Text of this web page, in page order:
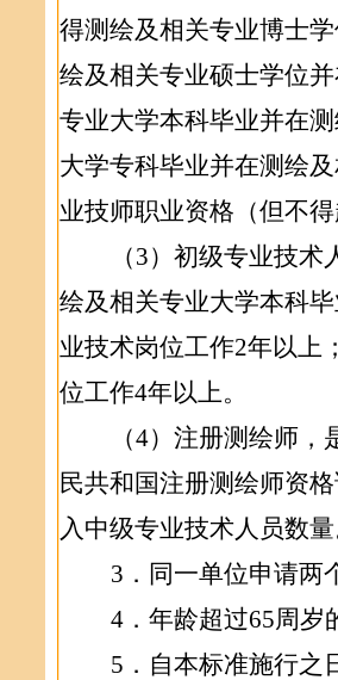
得测绘及相关专业博士
绘及相关专业硕士学位
专业大学本科毕业并在
大学专科毕业并在测绘
业技师职业资格（但不
（3）初级专业技术
绘及相关专业大学本科
业技术岗位工作2年以上
位工作4年以上。
（4）注册测绘师，
民共和国注册测绘师资
入中级专业技术人员数
3 ． 同一单位申请两
4．年龄超过65周岁
5 ．自本标准施行之